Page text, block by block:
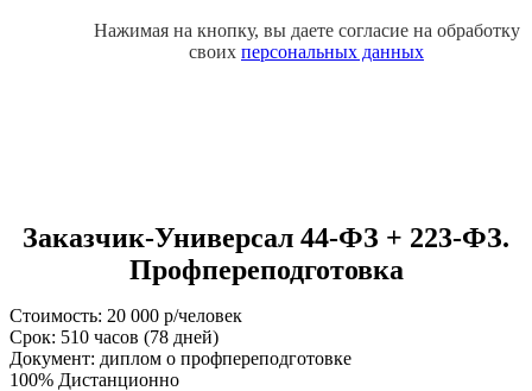
Нажимая на кнопку, вы даете согласие на обработку
своих персональных данных
Заказчик-Универсал 44-ФЗ + 223-ФЗ.
Профпереподготовка
Стоимость: 20 000 р/человек
Срок: 510 часов (78 дней)
Документ: диплом о профпереподготовке
100% Дистанционно